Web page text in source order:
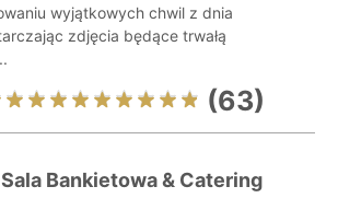
wyjątkowych chwil z dnia
zdjęcia będące trwałą
(63)
Bankietowa & Catering